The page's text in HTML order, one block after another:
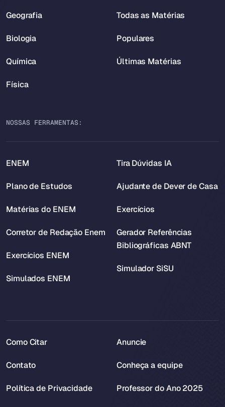
Geografia
Biologia
Química
Física
Todas as Matérias
Populares
Últimas Matérias
NOSSAS FERRAMENTAS:
ENEM
Plano de Estudos
Matérias do ENEM
Corretor de Redação Enem
Exercícios ENEM
Simulados ENEM
Tira Dúvidas IA
Ajudante de Dever de Casa
Exercícios
Gerador Referências
Bibliográficas ABNT
Simulador SiSU
Como Citar
Contato
Política de Privacidade
Anuncie
Conheça a equipe
Professor do Ano 2025